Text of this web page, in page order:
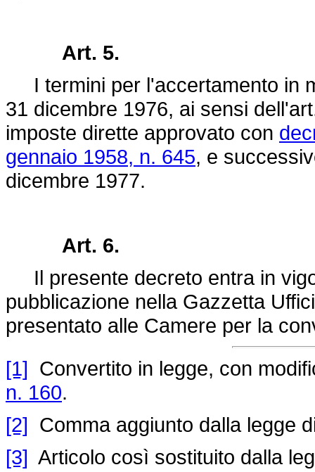
Art. 5.
I termini per l'accertamento in
31 dicembre 1976, ai sensi
imposte dirette approvato con
gennaio 1958, n. 645, e
dicembre 1977.
Art. 6.
Il presente decreto entra in
pubblicazione nella Gazzetta
presentato alle Camere per la
[1] Convertito in legge, con
n. 160.
[2] Comma aggiunto dalla legge
[3] Articolo così sostituito dalla